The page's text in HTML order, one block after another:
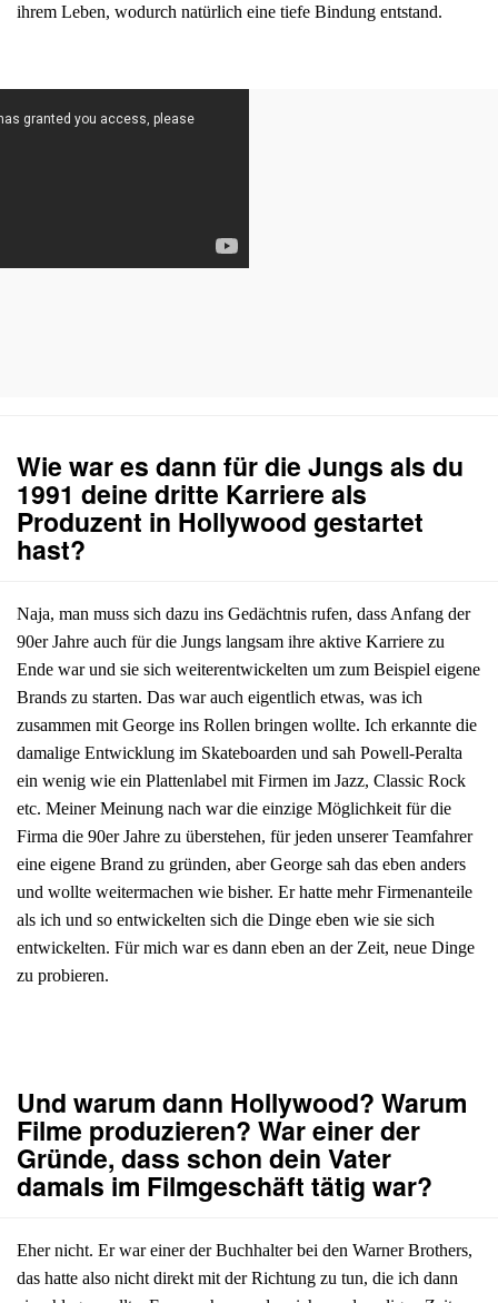
ihrem Leben, wodurch natürlich eine tiefe Bindung entstand.
Wie war es dann für die Jungs als du
1991 deine dritte Karriere als
Produzent in Hollywood gestartet
hast?
Naja, man muss sich dazu ins Gedächtnis rufen, dass Anfang der
90er Jahre auch für die Jungs langsam ihre aktive Karriere zu
Ende war und sie sich weiterentwickelten um zum Beispiel eigene
Brands zu starten. Das war auch eigentlich etwas, was ich
zusammen mit George ins Rollen bringen wollte. Ich erkannte die
damalige Entwicklung im Skateboarden und sah Powell-Peralta
ein wenig wie ein Plattenlabel mit Firmen im Jazz, Classic Rock
etc. Meiner Meinung nach war die einzige Möglichkeit für die
Firma die 90er Jahre zu überstehen, für jeden unserer Teamfahrer
eine eigene Brand zu gründen, aber George sah das eben anders
und wollte weitermachen wie bisher. Er hatte mehr Firmenanteile
als ich und so entwickelten sich die Dinge eben wie sie sich
entwickelten. Für mich war es dann eben an der Zeit, neue Dinge
zu probieren.
Und warum dann Hollywood? Warum
Filme produzieren? War einer der
Gründe, dass schon dein Vater
damals im Filmgeschäft tätig war?
Eher nicht. Er war einer der Buchhalter bei den Warner Brothers,
das hatte also nicht direkt mit der Richtung zu tun, die ich dann